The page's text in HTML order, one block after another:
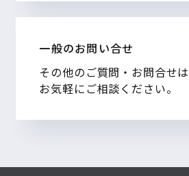
一般のお問い合せ
その他のご質問・お問合せ
お気軽にご相談ください。